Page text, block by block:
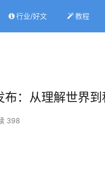
行业/好文 教程
：从理解世界
398